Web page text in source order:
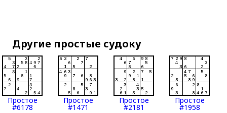
Другие простые судоку
Простое
#6178
Простое
#1471
Простое
#2181
Простое
#1958